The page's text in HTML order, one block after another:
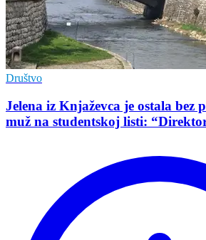
Društvo
Jelena iz Knjaževca je ostala bez
muž na studentskoj listi: